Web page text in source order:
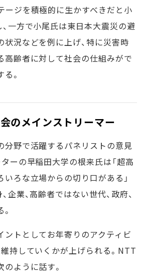
ージを積極的に生かすべきだと小
一方で小尾氏は東日本大震災の避
況などを例に上げ、特に災害時
高齢者に対して社会の仕組みがで
。
のメインストリーマー
野で活躍するパネリストの意見
ーの早稲田大学の根来氏は「超高
ろな立場からの切り口がある」
企業、高齢者ではない世代、政府、
トとしてお年寄りのアクティビ
持していくかが上げられる。NTT
ように話す。